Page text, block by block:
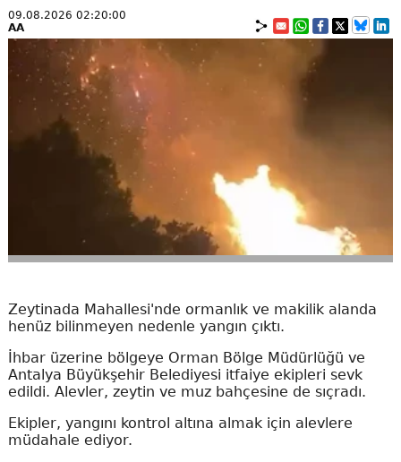
09.08.2026 02:20:00
AA
Zeytinada Mahallesi'nde ormanlık ve makilik alanda
henüz bilinmeyen nedenle yangın çıktı.
İhbar üzerine bölgeye Orman Bölge Müdürlüğü ve
Antalya Büyükşehir Belediyesi itfaiye ekipleri sevk
edildi. Alevler, zeytin ve muz bahçesine de sıçradı.
Ekipler, yangını kontrol altına almak için alevlere
müdahale ediyor.